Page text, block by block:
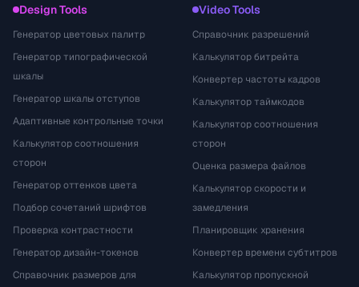
Design Tools
Генератор цветовых палитр
Генератор типографической
шкалы
Генератор шкалы отступов
Адаптивные контрольные точки
Калькулятор соотношения
сторон
Генератор оттенков цвета
Подбор сочетаний шрифтов
Проверка контрастности
Генератор дизайн-токенов
Справочник размеров для
Video Tools
Справочник разрешений
Калькулятор битрейта
Конвертер частоты кадров
Калькулятор таймкодов
Калькулятор соотношения
сторон
Оценка размера файлов
Калькулятор скорости и
замедления
Планировщик хранения
Конвертер времени субтитров
Калькулятор пропускной